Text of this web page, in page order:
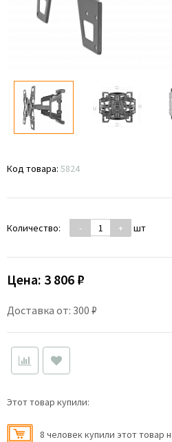
Код товара: 5824
Количество: - + шт
Цена: 3 806 ₽
Доставка от: 300 ₽
Этот товар купили:
8 человек купили этот товар